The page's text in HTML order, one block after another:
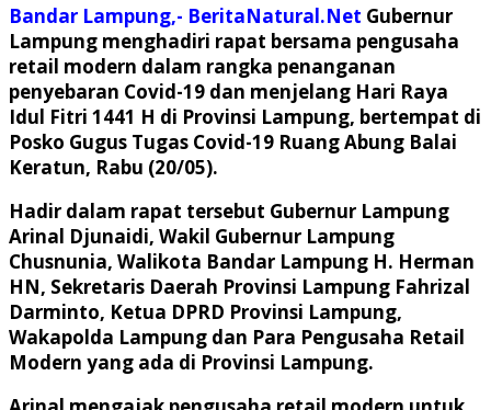
Bandar Lampung,- BeritaNatural.Net Gubernur
Lampung menghadiri rapat bersama pengusaha
retail modern dalam rangka penanganan
penyebaran Covid-19 dan menjelang Hari Raya
Idul Fitri 1441 H di Provinsi Lampung, bertempat di
Posko Gugus Tugas Covid-19 Ruang Abung Balai
Keratun, Rabu (20/05).
Hadir dalam rapat tersebut Gubernur Lampung
Arinal Djunaidi, Wakil Gubernur Lampung
Chusnunia, Walikota Bandar Lampung H. Herman
HN, Sekretaris Daerah Provinsi Lampung Fahrizal
Darminto, Ketua DPRD Provinsi Lampung,
Wakapolda Lampung dan Para Pengusaha Retail
Modern yang ada di Provinsi Lampung.